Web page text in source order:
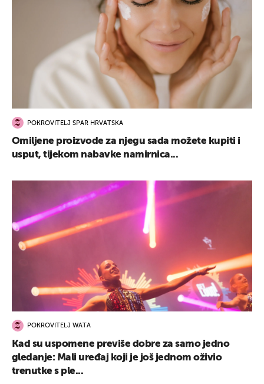
POKROVITELJ SPAR HRVATSKA
Omiljene proizvode za njegu sada možete kupiti i
usput, tijekom nabavke namirnica...
POKROVITELJ WATA
Kad su uspomene previše dobre za samo jedno
gledanje: Mali uređaj koji je još jednom oživio
trenutke s ple...